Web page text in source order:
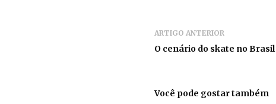
ARTIGO ANTERIOR
O cenário do skate no Brasil
Você pode gostar também